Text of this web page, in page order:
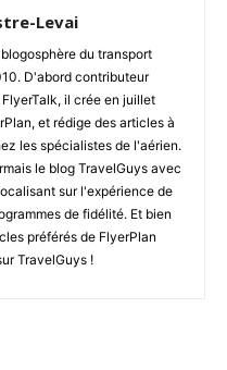
Levai
du transport
D'abord contributeur
il crée en juillet
et rédige des articles à
les spécialistes de l'aérien.
le blog TravelGuys avec
sur l'expérience de
de fidélité. Et bien
préférés de FlyerPlan
TravelGuys !